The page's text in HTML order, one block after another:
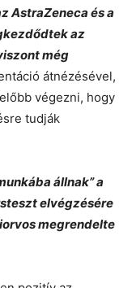
AstraZeneca és a
az
még
átnézésével,
végezni, hogy
tudják
állnak” a
elvégzésére
megrendelte